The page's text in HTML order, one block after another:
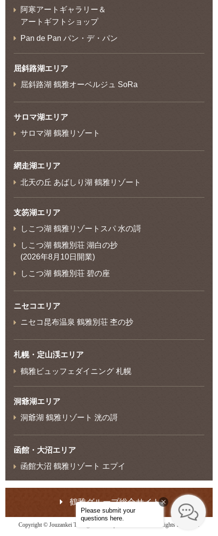
阿寒アートギャラリー＆
アートギフトショップ
Pan de Pan パン・デ・パン
屈斜路湖エリア
屈斜路湖 鶴雅オーベルジュ SoRa
サロマ湖エリア
サロマ湖 鶴雅リゾート
網走湖エリア
北天の丘 あばしり湖 鶴雅リゾート
支笏湖エリア
しこつ湖 鶴雅リゾートスパ 水の謌
しこつ湖 鶴雅別荘 湖白の抄
(2026年8月10日開業)
しこつ湖 鶴雅別荘 碧の座
ニセコエリア
ニセコ昆布温泉 鶴雅別荘 杢の抄
札幌・定山渓エリア
鶴雅ビュッフェダイニング 札幌
洞爺湖エリア
洞爺湖 鶴雅リゾート 洸の謌
函館・大沼エリア
函館大沼 鶴雅リゾート エプイ
鶴雅グループ総合サイト
Copyright © Jouzankei Tsuruga Resort Spa Mori no Uta. All Rights Reserved.